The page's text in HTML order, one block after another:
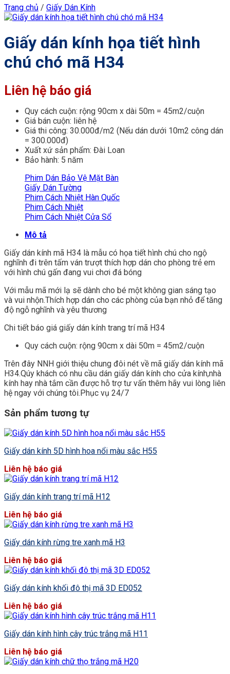
Trang chủ / Giấy Dán Kính
Giấy dán kính họa tiết hình
chú chó mã H34
Liên hệ báo giá
Quy cách cuộn: rộng 90cm x dài 50m = 45m2/cuộn
Giá bán cuộn: liên hệ
Giá thi công: 30.000đ/m2 (Nếu dán dưới 10m2 công dán
= 300.000đ)
Xuất xứ sản phẩm: Đài Loan
Bảo hành: 5 năm
Phim Dán Bảo Vệ Mặt Bàn
Giấy Dán Tường
Phim Cách Nhiệt Hàn Quốc
Phim Cách Nhiệt
Phim Cách Nhiệt Cửa Sổ
Mô tả
Giấy dán kính mã H34 là mẫu có họa tiết hình chú cho ngộ
nghĩnh đi trên tấm ván trượt thích hợp dán cho phòng trẻ em
với hình chú gấn đang vui chơi đá bóng
Với mẫu mã mới lạ sẽ dành cho bé một không gian sáng tạo
và vui nhộn.Thích hợp dán cho các phòng của bạn nhỏ để tăng
độ ngỗ nghĩnh và yêu thương
Chi tiết báo giá giấy dán kính trang trí mã H34
Quy cách cuộn: rộng 90cm x dài 50m = 45m2/cuộn
Trên đây NNH giới thiệu chung đôi nét về mã giấy dán kính mã
H34.Qúy khách có nhu cầu dán giấy dán kính cho cửa kính,nhà
kính hay nhà tắm cần được hỗ trợ tư vấn thêm hãy vui lòng liên
hệ ngay với chúng tôi.Phục vụ 24/7
Sản phẩm tương tự
Giấy dán kính 5D hình hoa nổi màu sắc H55
Liên hệ báo giá
Giấy dán kính trang trí mã H12
Liên hệ báo giá
Giấy dán kính rừng tre xanh mã H3
Liên hệ báo giá
Giấy dán kính khối đô thị mã 3D ED052
Liên hệ báo giá
Giấy dán kính hình cây trúc trắng mã H11
Liên hệ báo giá